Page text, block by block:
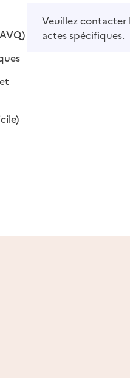
: disponible
: non disponible
: disponible
: non disponible
disponible
non disponible
Veuillez
actes spécifiques.